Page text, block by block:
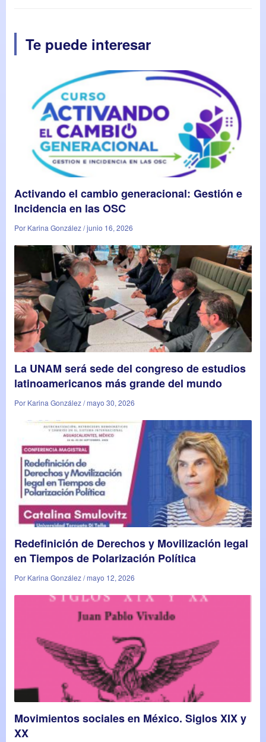
Te puede interesar
Activando el cambio generacional: Gestión e
Incidencia en las OSC
Por Karina González / junio 16, 2026
La UNAM será sede del congreso de estudios
latinoamericanos más grande del mundo
Por Karina González / mayo 30, 2026
Redefinición de Derechos y Movilización legal
en Tiempos de Polarización Política
Por Karina González / mayo 12, 2026
Movimientos sociales en México. Siglos XIX y
XX